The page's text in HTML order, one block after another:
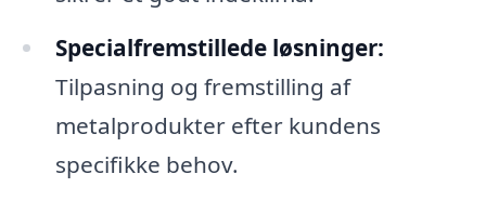
Specialfremstillede løsninger:
Tilpasning og fremstilling af
metalprodukter efter kundens
specifikke behov.